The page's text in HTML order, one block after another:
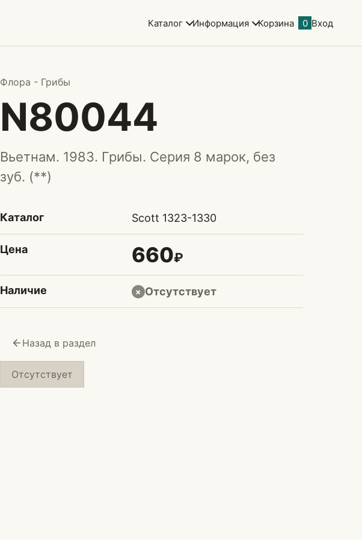
Каталог Информация Корзина 0 Вход
Флора - Грибы
N80044
Вьетнам. 1983. Грибы. Серия 8 марок, без
зуб. (**)
Каталог Scott 1323-1330
Цена 660₽
Наличие × Отсутствует
Назад в раздел
Отсутствует